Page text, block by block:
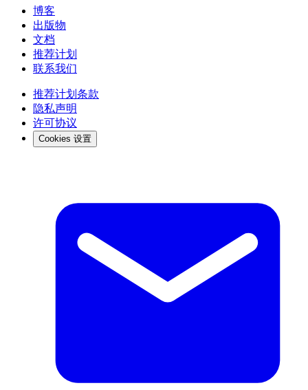
博客
出版物
文档
推荐计划
联系我们
推荐计划条款
隐私声明
许可协议
Cookies 设置